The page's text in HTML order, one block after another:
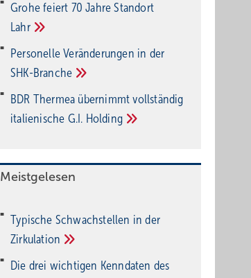
Grohe feiert 70 Jahre Standort
Lahr
Personelle Veränderungen in der
SHK-Branche
BDR Thermea übernimmt vollständig
italienische G.I. Holding
Meistgelesen
Typische Schwachstellen in der
Zirkulation
Die drei wichtigen Kenndaten des